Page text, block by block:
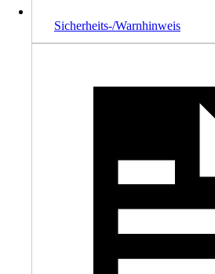
Sicherheits-/Warnhinweis